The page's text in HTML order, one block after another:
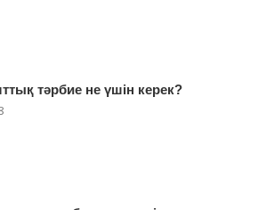
тәрбие не үшін керек?